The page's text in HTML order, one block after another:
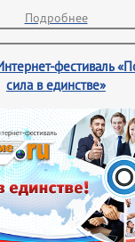
Подробнее
фестиваль
сила в единстве»